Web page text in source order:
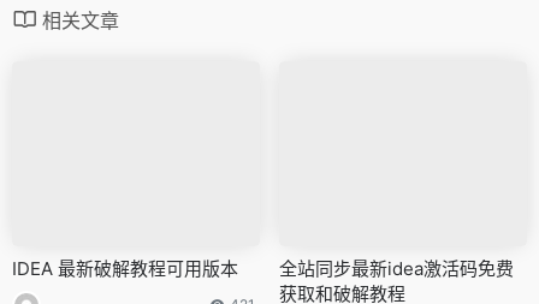
相关文章
IDEA 最新破解教程可用版本
全站同步最新idea激活码免费
获取和破解教程